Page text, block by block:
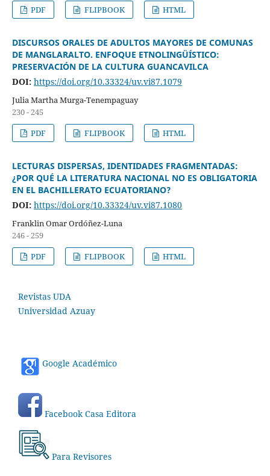
PDF
FLIPBOOK HTML
DISCURSOS ORALES DE ADULTOS MAYORES DE COMUNAS
DE MANGLARALTO. ENFOQUE ETNOLINGÜÍSTICO:
PRESERVACIÓN DE LA CULTURA GUANCAVILCA
DOI: https://doi.org/10.33324/uv.vi87.1079
Julia Martha Murga-Tenempaguay
230 - 245
PDF
FLIPBOOK HTML
LECTURAS DISPERSAS, IDENTIDADES FRAGMENTADAS:
¿POR QUÉ LA LITERATURA NACIONAL NO ES OBLIGATORIA
EN EL BACHILLERATO ECUATORIANO?
DOI: https://doi.org/10.33324/uv.vi87.1080
Franklin Omar Ordóñez-Luna
246 - 259
PDF
FLIPBOOK HTML
Revistas UDA
Universidad Azuay
Google Académico
Facebook Casa Editora
Para Revisores